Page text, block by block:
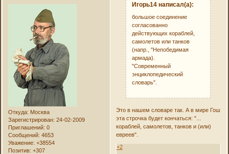
Откуда: Москва
Зарегистрирован: 24-02-2009
Приглашений: 0
Сообщений: 4653
Уважение: +38554
Позитив: +307
Игорь14 написал(а):
большое соединение
согласованно
действующих кораблей,
самолетов или танков
(напр., "Непобедимая
армада).
"Современный
энциклопедический
словарь".
Это в нашем словаре так. А в мире Гош
эта строчка будет кончаться: "...
кораблей, самолетов, танков и (или)
евреев".
+2